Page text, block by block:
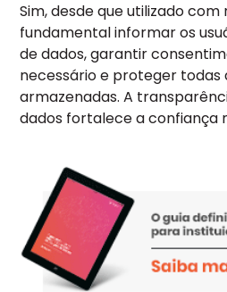
Sim, desde que utilizado com
fundamental informar os
de dados, garantir
necessário e proteger todas
armazenadas. A
dados fortalece a confiança